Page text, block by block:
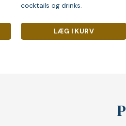
cocktails og drinks.
LÆG I KURV